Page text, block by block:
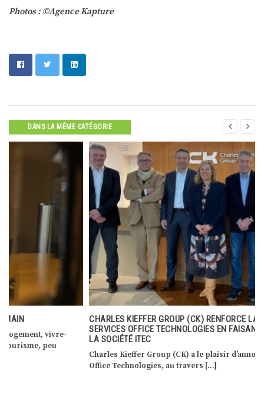
Photos : ©Agence Kapture
DANS LA MÊME CATÉGORIE
CHARLES KIEFFER GROUP (CK) RENFORCE LA PALETTE DE SES
SERVICES OFFICE TECHNOLOGIES EN FAISANT L’ACQUISITION DE
LA SOCIÉTÉ ITEC
Charles Kieffer Group (CK) a le plaisir d’annoncer que sa division
Office Technologies, au travers […]
 